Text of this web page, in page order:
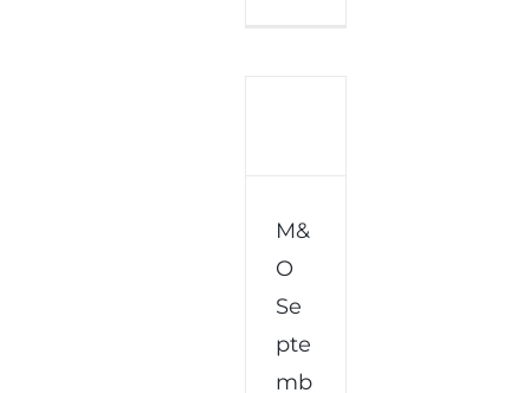
M&O
Septembre
2016
M&
O
Se
pte
mb